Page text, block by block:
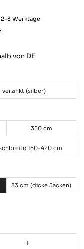
3 Werktage
von DE
verzinkt (silber)
350 cm
150-420 cm
33 cm (dicke Jacken)
Menge